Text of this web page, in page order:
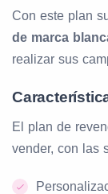
Con este plan
de marca
realizar sus
El plan de
vender, con las